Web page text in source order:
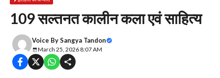
109 सल्तनत कालीन कला एवं साहित्य
Voice BySangya Tandon
March 25, 2026 8:07 AM